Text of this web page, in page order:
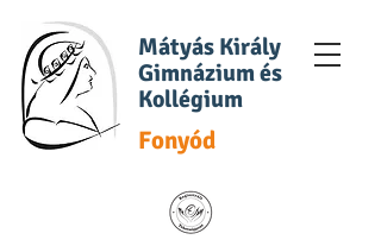
Mátyás Király
Gimnázium és
Kollégium
Fonyód